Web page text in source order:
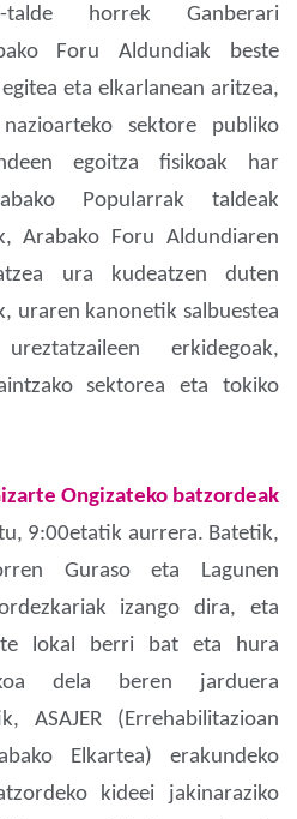
talde horrek Ganberari
Foru Aldundiak beste
eta elkarlanean aritzea,
sektore publiko
egoitza fisikoak har
Popularrak taldeak
Arabako Foru Aldundiaren
ura kudeatzen duten
uraren kanonetik salbuestea
erkidegoak,
sektorea eta tokiko
Ongizateko batzordeak
9:00etatik aurrera. Batetik,
Guraso eta Lagunen
izango dira, eta
lokal berri bat eta hura
dela beren jarduera
ASAJER (Errehabilitazioan
Elkartea) erakundeko
kideei jakinaraziko